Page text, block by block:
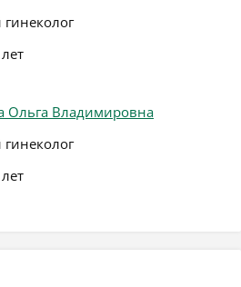
гинеколог
Ольга Владимировна
гинеколог